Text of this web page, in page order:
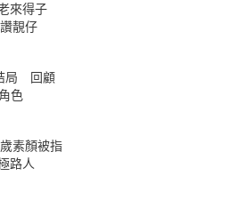
來得子
靚仔
局 回顧
色
素顏被指
路人